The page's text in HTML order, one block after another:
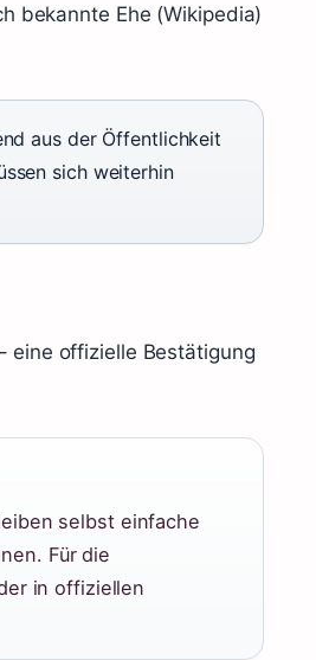
bekannte Ehe (Wikipedia)
aus der Öffentlichkeit
sich weiterhin
eine offizielle Bestätigung
selbst einfache
Für die
in offiziellen